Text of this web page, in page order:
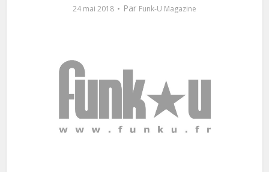
24 mai 2018 Par Funk-U Magazine